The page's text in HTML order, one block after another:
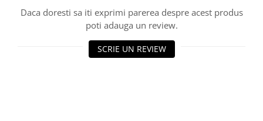
Accesorii irigat
Araci/ Suporti plante
Candele / Rezerve / Lumanari
Daca doresti sa iti exprimi parerea despre acest produs
poti adauga un review.
SCRIE UN REVIEW